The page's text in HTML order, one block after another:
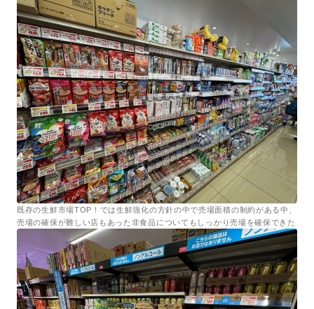
既存の生鮮市場TOP！では生鮮強化の方針の中で売場面積の制約がある中、
売場の確保が難しい店もあった非食品についてもしっかり売場を確保できた